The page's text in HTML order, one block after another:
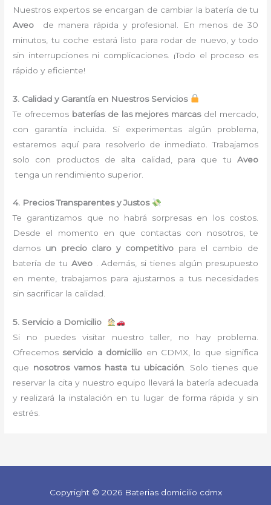
Nuestros expertos se encargan de cambiar la batería de tu
Aveo
de manera rápida y profesional. En menos de 30
minutos, tu coche estará listo para rodar de nuevo, y todo
sin interrupciones ni complicaciones. ¡Todo el proceso es
rápido y eficiente!
3. Calidad y Garantía en Nuestros Servicios
Te ofrecemos baterías de las mejores marcasdel mercado,
con garantía incluida. Si experimentas algún problema,
estaremos aquí para resolverlo de inmediato. Trabajamos
solo con productos de alta calidad, para que tu Aveo
tenga un rendimiento superior.
4. Precios Transparentes y Justos
Te garantizamos que no habrá sorpresas en los costos.
Desde el momento en que contactas con nosotros, te
damos un precio claro y competitivopara el cambio de
batería de tu Aveo . Además, si tienes algún presupuesto
en mente, trabajamos para ajustarnos a tus necesidades
sin sacrificar la calidad.
5. Servicio a Domicilio
Si no puedes visitar nuestro taller, no hay problema.
Ofrecemos servicio a domicilio en CDMX, lo que significa
que nosotros vamos hasta tu ubicación. Solo tienes que
reservar la cita y nuestro equipo llevará la batería adecuada
y realizará la instalación en tu lugar de forma rápida y sin
estrés.
Copyright © 2026 Baterias domicilio cdmx